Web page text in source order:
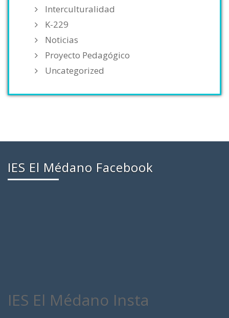
Interculturalidad
K-229
Noticias
Proyecto Pedagógico
Uncategorized
IES El Médano Facebook
IES El Médano Insta